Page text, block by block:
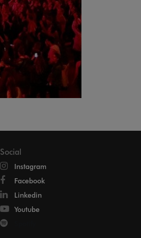
Social
Instagram
Facebook
Linkedin
Youtube